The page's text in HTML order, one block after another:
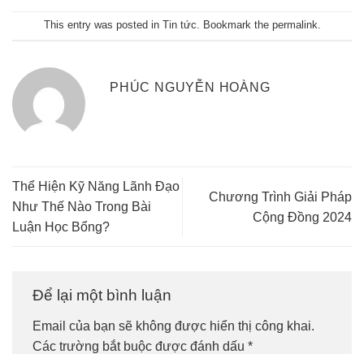
This entry was posted in Tin tức. Bookmark the permalink.
PHÚC NGUYỄN HOÀNG
Thể Hiện Kỹ Năng Lãnh Đạo
Như Thế Nào Trong Bài
Luận Học Bổng?
Chương Trình Giải Pháp
Cộng Đồng 2024
Để lại một bình luận
Email của bạn sẽ không được hiển thị công khai.
Các trường bắt buộc được đánh dấu *